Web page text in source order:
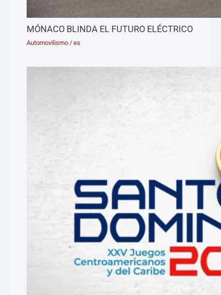
MÓNACO BLINDA EL FUTURO ELÉCTRICO
Automovilismo /es